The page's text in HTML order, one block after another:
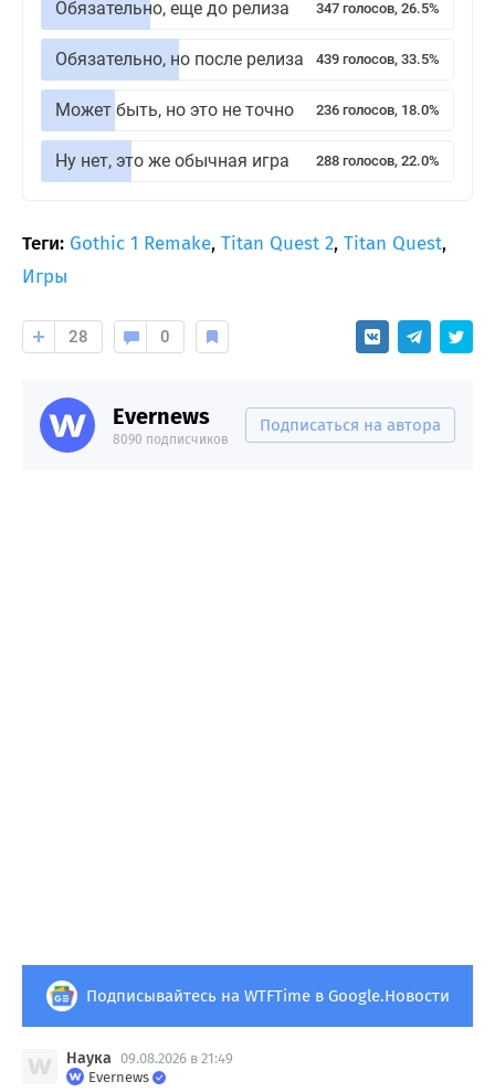
Обязательно, еще до релиза 347 голосов, 26.5%
Обязательно, но после релиза 439 голосов, 33.5%
Может быть, но это не точно 236 голосов, 18.0%
Ну нет, это же обычная игра 288 голосов, 22.0%
Теги: Gothic 1 Remake, Titan Quest 2, Titan Quest,
Игры
28 0
Evernews
8090 подписчиков
Подписаться на автора
Подписывайтесь на WTFTime в Google.Новости
Наука 09.08.2026 в 21:49
Evernews